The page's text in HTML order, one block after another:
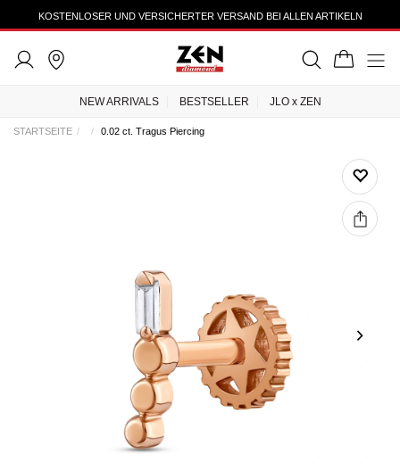
KOSTENLOSER UND VERSICHERTER VERSAND BEI ALLEN ARTIKELN
NEW ARRIVALS BESTSELLER JLO x ZEN
STARTSEITE 0.02 ct. Tragus Piercing